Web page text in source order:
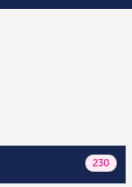
230